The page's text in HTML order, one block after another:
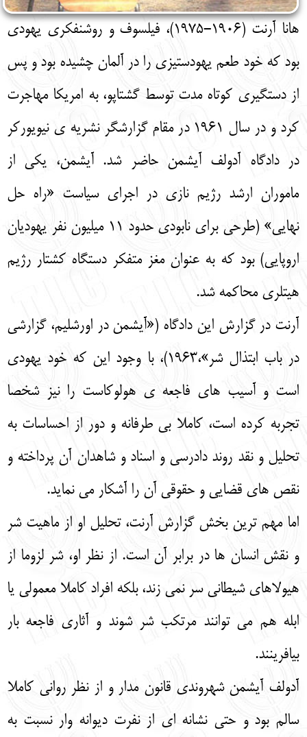
هانا آرنت (1906-1975)، فیلسوف و روشنفکری یهودی
بود که خود طعم یهودستیزی را در آلمان چشیده بود و پس
از دستگیری کوتاه مدت توسط گشتاپو، به امریکا مهاجرت
کرد و در سال ۱۹۶۱ در مقام گزارشگر نشریه ی‌ نیویورکر
در دادگاه آدولف آیشمن حاضر شد. آیشمن، یکی از
ماموران ارشد رژیم نازی در اجرای سیاست «راه حل
نهایی» (طرحی برای نابودی حدود ۱۱ میلیون نفر یهودیان
اروپایی) بود که به عنوان مغز متفکر دستگاه کشتار رژیم
هیتلری محاکمه شد.
آرنت در گزارش این دادگاه («آیشمن در اورشلیم، گزارشی
در باب ابتذال شر»،1963)، با وجود این که خود یهودی
است و آسیب های فاجعه ی هولوکاست را نیز شخصا
تجربه کرده است، کاملا بی طرفانه و دور از احساسات به
تحلیل و نقد روند دادرسی و اسناد و شاهدان آن پرداخته و
نقص های قضایی و حقوقی آن را آشکار می نماید.
اما مهم ترین بخش گزارش آرنت، تحلیل او از ماهیت شر
و نقش انسان ها در برابر آن است. از نظر او، شر لزوما از
هیولاهای شیطانی سر نمی زند، بلکه افراد کاملا معمولی یا
ابله هم می توانند مرتکب شر شوند و آثاری فاجعه بار
بیافرینند.
آدولف آیشمن شهروندی قانون مدار و از نظر روانی کاملا
سالم بود و حتی نشانه ای از نفرت دیوانه وار نسبت به